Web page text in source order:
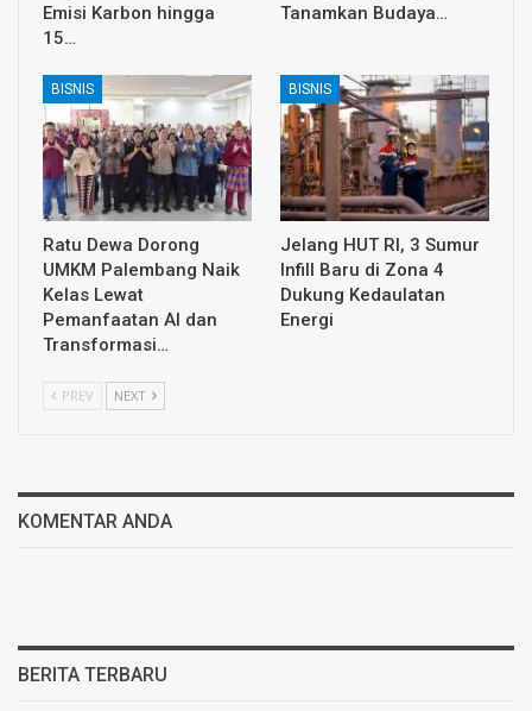
Emisi Karbon hingga
15…
Tanamkan Budaya…
BISNIS
Ratu Dewa Dorong
UMKM Palembang Naik
Kelas Lewat
Pemanfaatan AI dan
Transformasi…
BISNIS
Jelang HUT RI, 3 Sumur
Infill Baru di Zona 4
Dukung Kedaulatan
Energi
PREV NEXT
KOMENTAR ANDA
BERITA TERBARU